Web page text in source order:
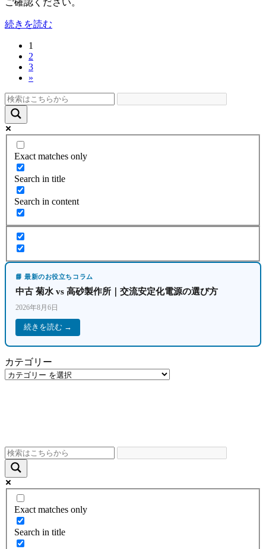
ご確認ください。
続きを読む
ペ
ー
ジ
送
り
固
定
ペ
ー
ジ
1
固
定
ペ
ー
ジ
2
固
定
ペ
ー
3
»
Exact matches only
Search in title
Search in content
📘 最新のお役立ちコラム
中古 菊水 vs 高砂製作所｜交流安定化電源の選び方
2026年8月6日
続きを読む →
カテゴリー
Exact matches only
Search in title